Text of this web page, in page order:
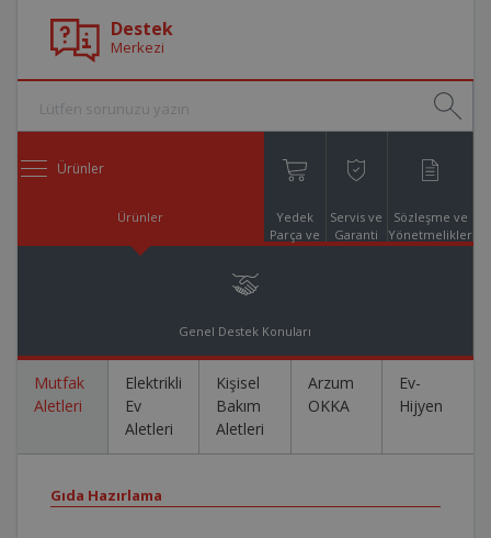
Destek
Merkezi
Ürünler
Ürünler
Yedek
Parça ve
Servis ve
Garanti
Sözleşme ve
Yönetmelikler
Genel Destek Konuları
Mutfak
Aletleri
Elektrikli
Ev
Aletleri
Kişisel
Bakım
Aletleri
Arzum
OKKA
Ev-
Hijyen
Gıda Hazırlama